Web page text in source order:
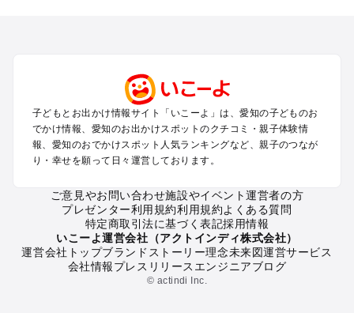
犬山・一宮・小牧・瀬戸・各務原・尾張のプールお出かけ
知多半島（常滑・半田・南知多）のプールお出かけ
愛知の定番お出かけスポット
愛知の遊園地
愛知のバーベキュー
愛知の釣り
愛知の牧場
愛知のプール
愛知のアスレチック
子どもとお出かけ情報サイト「いこーよ」は、愛知の子どものお
でかけ情報、愛知のお出かけスポットのクチコミ・親子体験情
報、愛知のおでかけスポット人気ランキングなど、親子のつなが
り・幸せを願って日々運営しております。
ご意見やお問い合わせ施設やイベント運営者の方
プレゼンター利用規約利用規約よくある質問
特定商取引法に基づく表記採用情報
いこーよ運営会社（アクトインディ株式会社）
運営会社トップブランドストーリー理念未来図運営サービス
会社情報プレスリリース エンジニアブログ
© actindi Inc.